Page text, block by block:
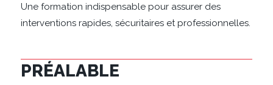
Une formation indispensable pour assurer des
interventions rapides, sécuritaires et professionnelles.
PRÉALABLE